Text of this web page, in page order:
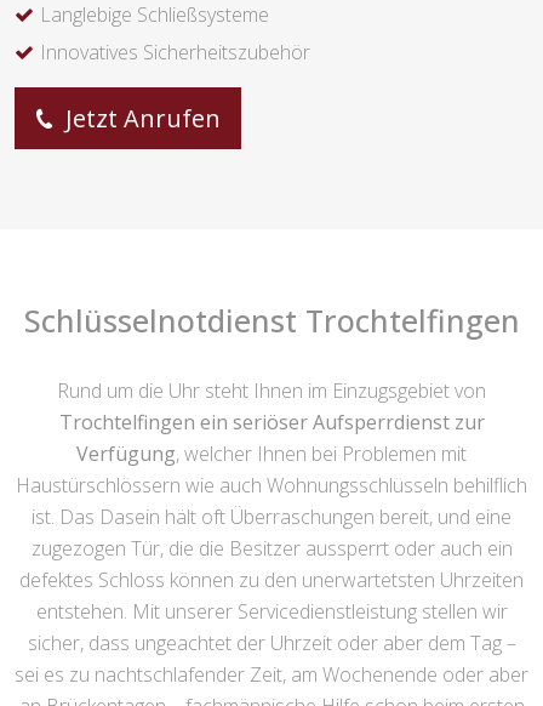
Langlebige Schließsysteme
Innovatives Sicherheitszubehör
Jetzt Anrufen
Schlüsselnotdienst Trochtelfingen
Rund um die Uhr steht Ihnen im Einzugsgebiet von
Trochtelfingen ein seriöser Aufsperrdienst zur
Verfügung, welcher Ihnen bei Problemen mit
Haustürschlössern wie auch Wohnungsschlüsseln behilflich
ist. Das Dasein hält oft Überraschungen bereit, und eine
zugezogen Tür, die die Besitzer aussperrt oder auch ein
defektes Schloss können zu den unerwartetsten Uhrzeiten
entstehen. Mit unserer Servicedienstleistung stellen wir
sicher, dass ungeachtet der Uhrzeit oder aber dem Tag –
sei es zu nachtschlafender Zeit, am Wochenende oder aber